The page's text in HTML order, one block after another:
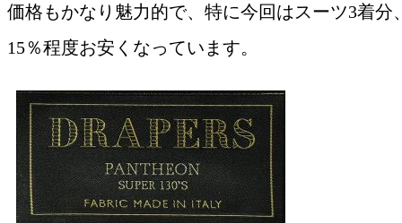
価格もかなり魅力的で、特に今回はスーツ3着分
15％程度お安くなっています。